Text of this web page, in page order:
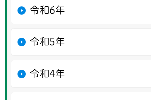
令和6年
令和5年
令和4年